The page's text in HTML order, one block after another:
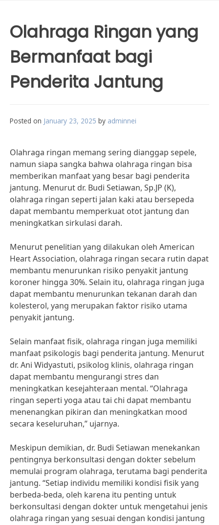
Olahraga Ringan yang
Bermanfaat bagi
Penderita Jantung
Posted on January 23, 2025 by adminnei
Olahraga ringan memang sering dianggap sepele,
namun siapa sangka bahwa olahraga ringan bisa
memberikan manfaat yang besar bagi penderita
jantung. Menurut dr. Budi Setiawan, Sp.JP (K),
olahraga ringan seperti jalan kaki atau bersepeda
dapat membantu memperkuat otot jantung dan
meningkatkan sirkulasi darah.
Menurut penelitian yang dilakukan oleh American
Heart Association, olahraga ringan secara rutin dapat
membantu menurunkan risiko penyakit jantung
koroner hingga 30%. Selain itu, olahraga ringan juga
dapat membantu menurunkan tekanan darah dan
kolesterol, yang merupakan faktor risiko utama
penyakit jantung.
Selain manfaat fisik, olahraga ringan juga memiliki
manfaat psikologis bagi penderita jantung. Menurut
dr. Ani Widyastuti, psikolog klinis, olahraga ringan
dapat membantu mengurangi stres dan
meningkatkan kesejahteraan mental. “Olahraga
ringan seperti yoga atau tai chi dapat membantu
menenangkan pikiran dan meningkatkan mood
secara keseluruhan,” ujarnya.
Meskipun demikian, dr. Budi Setiawan menekankan
pentingnya berkonsultasi dengan dokter sebelum
memulai program olahraga, terutama bagi penderita
jantung. “Setiap individu memiliki kondisi fisik yang
berbeda-beda, oleh karena itu penting untuk
berkonsultasi dengan dokter untuk mengetahui jenis
olahraga ringan yang sesuai dengan kondisi jantung